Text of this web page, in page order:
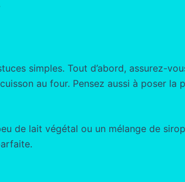
simples. Tout d’abord, assurez-
au four. Pensez aussi à poser
de lait végétal ou un mélange de